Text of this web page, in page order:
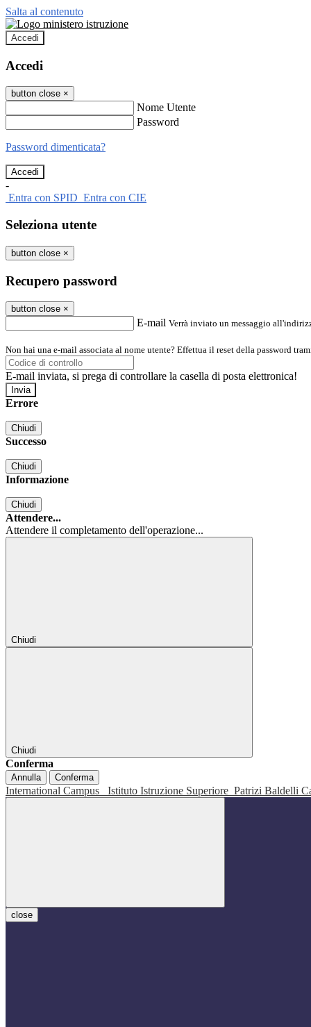
Salta al contenuto
Accedi
Accedi
button close ×
Nome Utente
Password
Password dimenticata?
-
Entra con SPID Entra con CIE
Seleziona utente
button close ×
Recupero password
button close ×
E-mail Verrà inviato un messaggio
Non hai una e-mail associata al nome utente? Effettua il reset della password
E-mail inviata, si prega di controllare la casella di posta elettronica!
Errore
Chiudi
Successo
Chiudi
Informazione
Chiudi
Attendere...
Attendere il completamento dell'operazione...
Chiudi
Chiudi
Conferma
Annulla Conferma
International Campus Istituto Istruzione Superiore Patrizi Baldelli
close